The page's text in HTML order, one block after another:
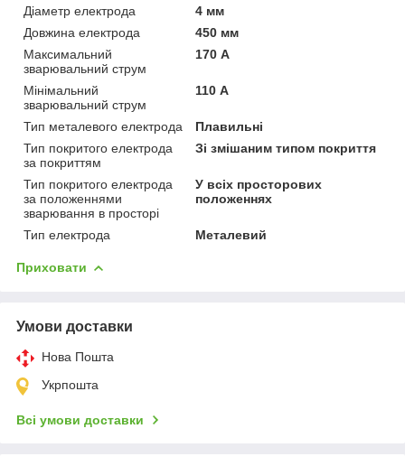
Діаметр електрода
4 мм
Довжина електрода
450 мм
Максимальний
зварювальний струм
170 А
Мінімальний
зварювальний струм
110 А
Тип металевого електрода
Плавильні
Тип покритого електрода
за покриттям
Зі змішаним типом покриття
Тип покритого електрода
за положеннями
зварювання в просторі
У всіх просторових
положеннях
Тип електрода Металевий
Приховати
Умови доставки
Нова Пошта
Укрпошта
Всі умови доставки